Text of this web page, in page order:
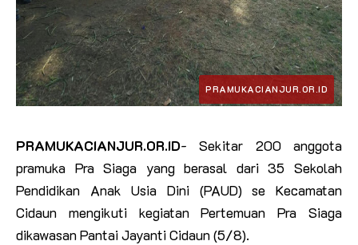
PRAMUKACIANJUR.OR.ID- Sekitar 200 anggota
pramuka Pra Siaga yang berasal dari 35 Sekolah
Pendidikan Anak Usia Dini (PAUD) se Kecamatan
Cidaun mengikuti kegiatan Pertemuan Pra Siaga
dikawasan Pantai Jayanti Cidaun (5/8).